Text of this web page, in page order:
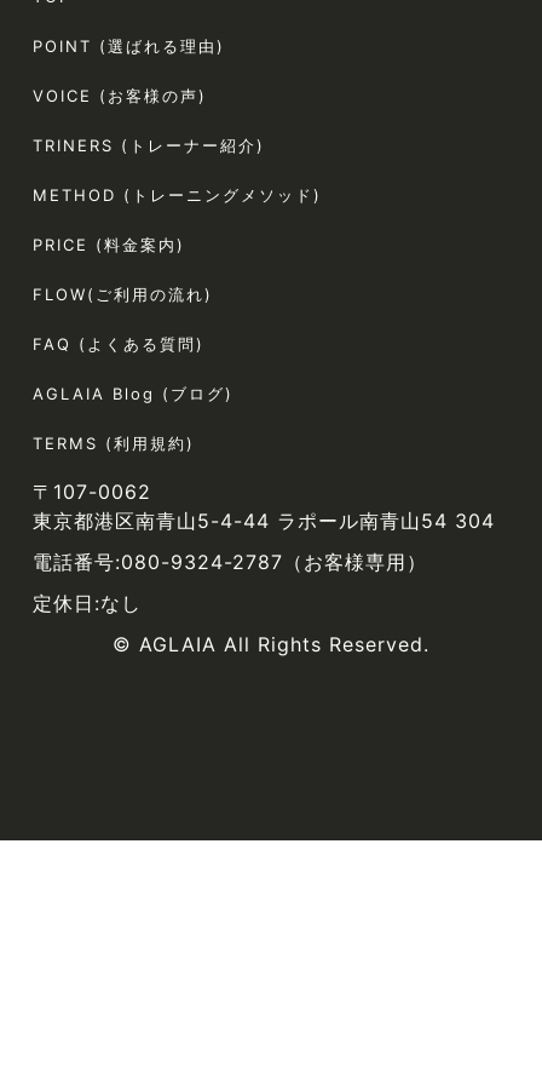
POINT (選ばれる理由)
VOICE (お客様の声)
TRINERS (トレーナー紹介)
METHOD (トレーニングメソッド)
PRICE (料金案内)
FLOW(ご利用の流れ)
FAQ (よくある質問)
AGLAIA Blog (ブログ)
TERMS (利用規約)
〒107-0062
東京都港区南青山5-4-44 ラポール南青山54 304
電話番号:080-9324-2787（お客様専用）
定休日:なし
© AGLAIA All Rights Reserved.